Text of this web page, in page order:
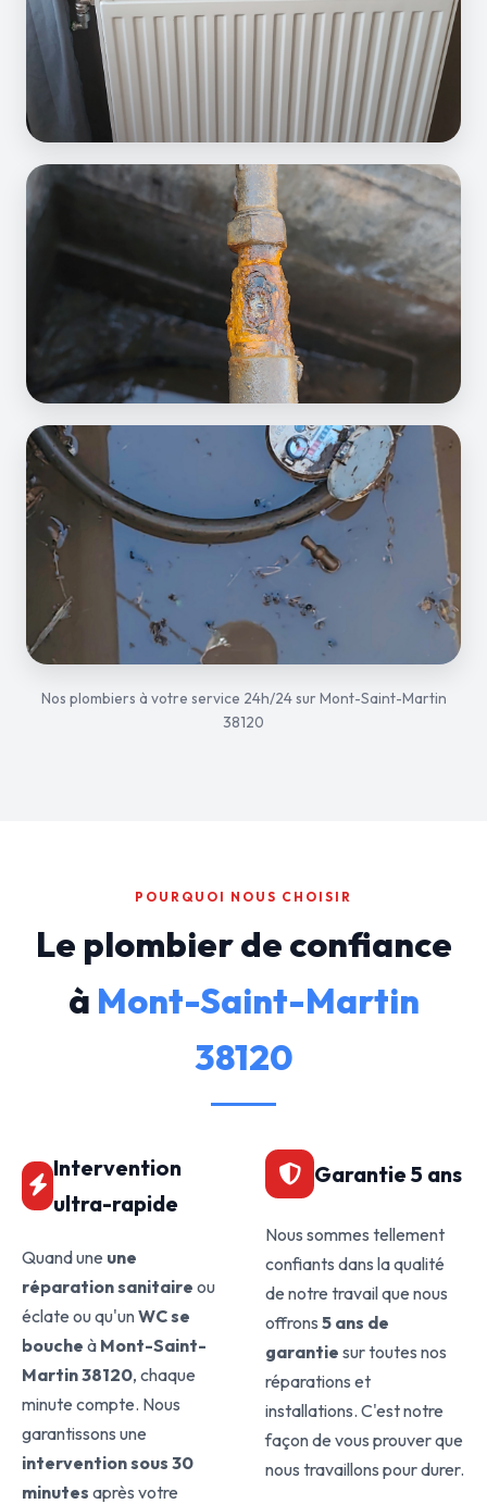
Nos plombiers à votre service 24h/24 sur Mont-Saint-Martin
38120
POURQUOI NOUS CHOISIR
Le plombier de confiance
à Mont-Saint-Martin
38120
Intervention
ultra-rapide
Quand une une
réparation sanitaire ou
éclate ou qu'unWC se
bouche à Mont-Saint-
Martin 38120, chaque
minute compte. Nous
garantissons une
intervention sous 30
minutes après votre
Garantie 5 ans
Nous sommes tellement
confiants dans la qualité
de notre travail que nous
offrons 5 ans de
garantie sur toutes nos
réparations et
installations. C'est notre
façon de vous prouver que
nous travaillons pour durer.